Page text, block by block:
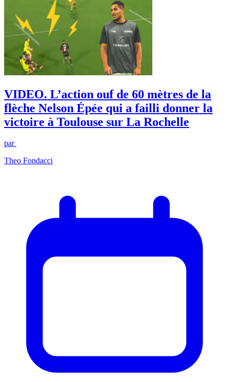
VIDEO. L’action ouf de 60 mètres de la
flèche Nelson Épée qui a failli donner la
victoire à Toulouse sur La Rochelle
par
Theo Fondacci